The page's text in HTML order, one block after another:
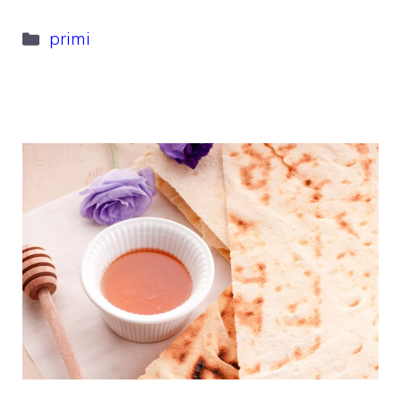
Categorie
primi